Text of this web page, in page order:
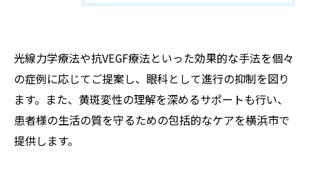
光線力学療法や抗VEGF療法といった効果的な手法を個々
の症例に応じてご提案し、眼科として進行の抑制を図り
ます。また、黄斑変性の理解を深めるサポートも行い、
患者様の生活の質を守るための包括的なケアを横浜市で
提供します。